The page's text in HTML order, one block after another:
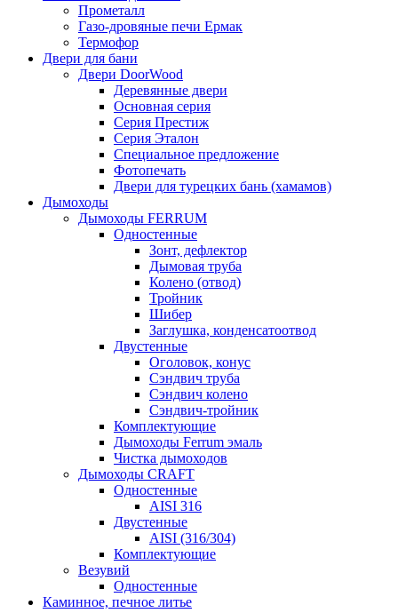
Прометалл
Газо-дровяные печи Ермак
Термофор
Двери для бани
Двери DoorWood
Деревянные двери
Основная серия
Серия Престиж
Серия Эталон
Специальное предложение
Фотопечать
Двери для турецких бань (хамамов)
Дымоходы
Дымоходы FERRUM
Одностенные
Зонт, дефлектор
Дымовая труба
Колено (отвод)
Тройник
Шибер
Заглушка, конденсатоотвод
Двустенные
Оголовок, конус
Сэндвич труба
Сэндвич колено
Сэндвич-тройник
Комплектующие
Дымоходы Ferrum эмаль
Чистка дымоходов
Дымоходы CRAFT
Одностенные
AISI 316
Двустенные
AISI (316/304)
Комплектующие
Везувий
Одностенные
Каминное, печное литье